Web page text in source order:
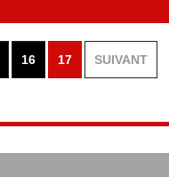
16 17 SUIVANT